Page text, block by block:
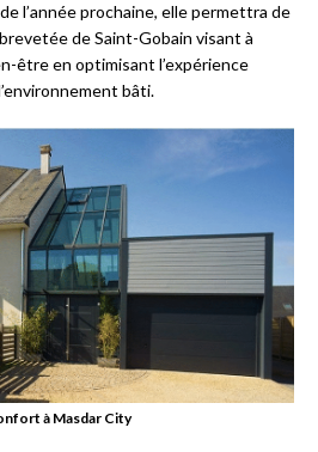
l’année prochaine, elle permettra de
de Saint-Gobain visant à
être en optimisant l’expérience
bâti.
à Masdar City